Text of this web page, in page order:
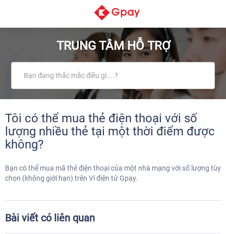
TRUNG TÂM HỖ TRỢ
Tôi có thể mua thẻ điện thoại với số
lượng nhiều thẻ tại một thời điểm được
không?
Bạn có thể mua mã thẻ điện thoại của một nhà mạng với số lượng tùy
chọn (không giới hạn) trên Ví điện tử Gpay.
Bài viết có liên quan